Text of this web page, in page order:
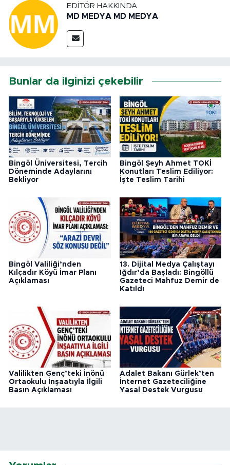
EDITÖR HAKKINDA
MD MEDYA MD MEDYA
Bunlar da ilginizi çekebilir
Bingöl Üniversitesi, Tercih
Döneminde Adaylarını
Bekliyor
Bingöl Şeyh Ahmet TOKİ
Konutları Teslim Ediliyor:
İşte Teslim Tarihi
Bingöl Valiliği’nden
Kılçadır Köyü İmar Planı
Açıklaması
13. Dijital Medya Çalıştayı
Iğdır’da Başladı: Bingöllü
Gazeteci Mahfuz Demir de
Katıldı
Valilikten Genç’teki İnönü
Ortaokulu İnşaatıyla İlgili
Basın Açıklaması
Adalet Bakanı Gürlek’ten
İnternet Gazeteciliğine
Yasal Destek Vurgusu